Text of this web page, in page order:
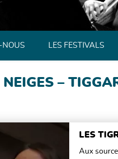
NOUS LES FESTIVALS
–
LES
Aux